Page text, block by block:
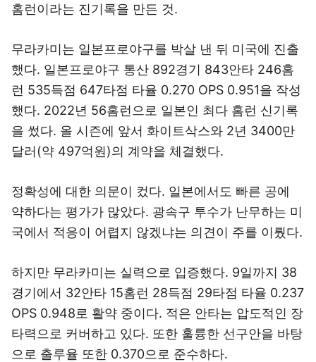
홈런이라는 진기록을 만든 것.
무라카미는 일본프로야구를 박살 낸 뒤 미국에 진출
했다. 일본프로야구 통산 892경기 843안타 246홈
런 535득점 647타점 타율 0.270 OPS 0.951을 작성
했다. 2022년 56홈런으로 일본인 최다 홈런 신기록
을 썼다. 올 시즌에 앞서 화이트삭스와 2년 3400만
달러(약 497억원)의 계약을 체결했다.
정확성에 대한 의문이 컸다. 일본에서도 빠른 공에
약하다는 평가가 많았다. 광속구 투수가 난무하는 미
국에서 적응이 어렵지 않겠냐는 의견이 주를 이뤘다.
하지만 무라카미는 실력으로 입증했다. 9일까지 38
경기에서 32안타 15홈런 28득점 29타점 타율 0.237
OPS 0.948로 활약 중이다. 적은 안타는 압도적인 장
타력으로 커버하고 있다. 또한 훌륭한 선구안을 바탕
으로 출루율 또한 0.370으로 준수하다.